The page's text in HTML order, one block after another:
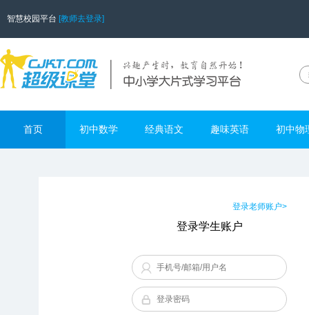
智慧校园平台 [教师去登录]
首页 初中数学 经典语文 趣味英语 初中物
登录老师账户>
登录学生账户